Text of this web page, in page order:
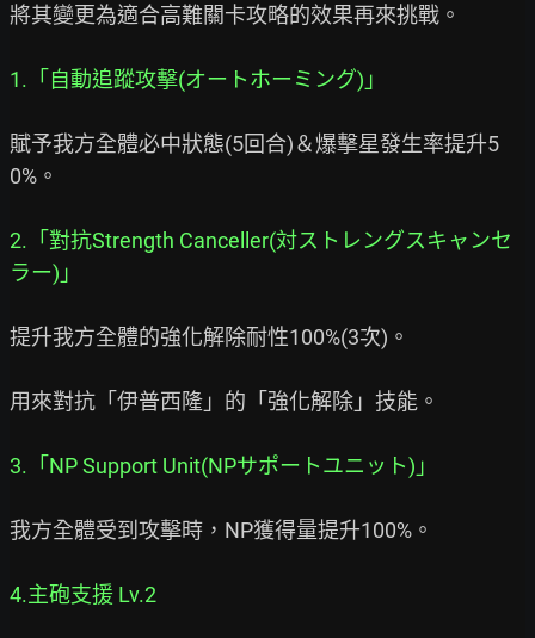
將其變更為適合高難關卡攻略的效果再來挑戰。
1.「自動追蹤攻擊(オートホーミング)」
賦予我方全體必中狀態(5回合)＆爆擊星發生率提升5
0%。
2.「對抗Strength Canceller(対ストレングスキャンセ
ラー)」
提升我方全體的強化解除耐性100%(3次)。
用來對抗「伊普西隆」的「強化解除」技能。
3.「NP Support Unit(NPサポートユニット)」
我方全體受到攻擊時，NP獲得量提升100%。
4.主砲支援 Lv.2